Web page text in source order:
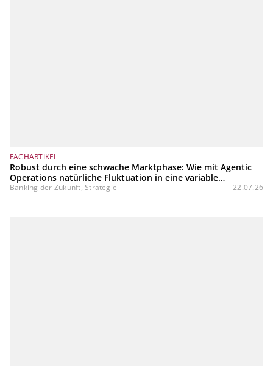
FACHARTIKEL
Robust durch eine schwache Marktphase: Wie mit Agentic
Operations natürliche Fluktuation in eine variable
Kostenstruktur transformiert werden kann
Banking der Zukunft, Strategie 22.07.26